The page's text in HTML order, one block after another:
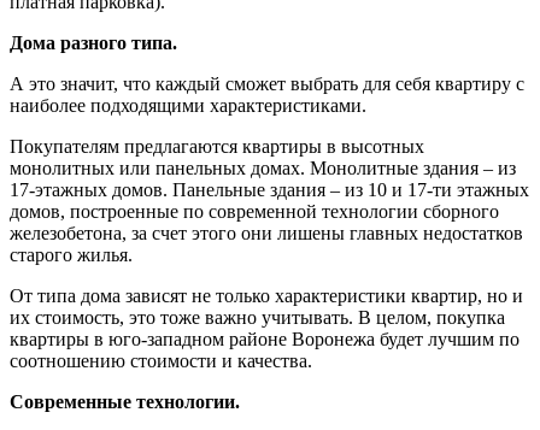
Дома разного типа.
А это значит, что каждый сможет выбрать для себя квартиру с
наиболее подходящими характеристиками.
Покупателям предлагаются квартиры в высотных
монолитных или панельных домах. Монолитные здания – из
17-этажных домов. Панельные здания – из 10 и 17-ти этажных
домов, построенные по современной технологии сборного
железобетона, за счет этого они лишены главных недостатков
старого жилья.
От типа дома зависят не только характеристики квартир, но и
их стоимость, это тоже важно учитывать. В целом, покупка
квартиры в юго-западном районе Воронежа будет лучшим по
соотношению стоимости и качества.
Современные технологии.